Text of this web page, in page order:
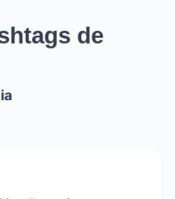
de